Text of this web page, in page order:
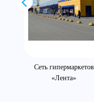
Сеть гипермаркетов
«Лента»